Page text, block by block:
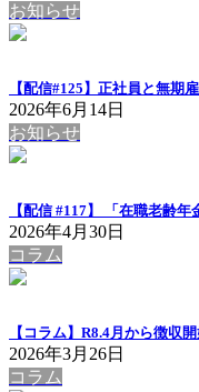
お知らせ
【配信#125】正社員と無期
2026年6月14日
お知らせ
【配信 #117】 「在職老
2026年4月30日
コラム
【コラム】R8.4月から徴収
2026年3月26日
コラム